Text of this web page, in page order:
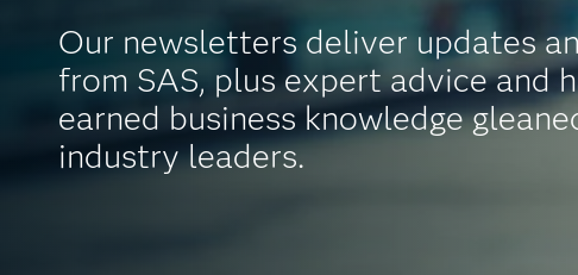
Our newsletters deliver updates
from SAS, plus expert advice and
earned business knowledge
industry leaders.